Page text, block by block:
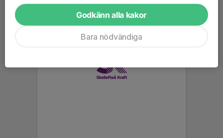
Godkänn alla kakor
Bara nödvändiga